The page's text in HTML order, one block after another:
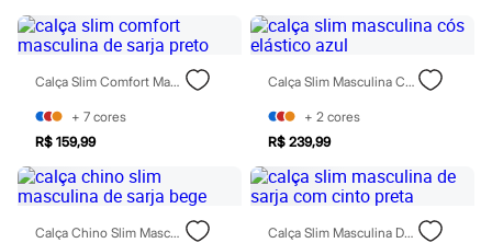
Clock House
Mindset
Sawary
Yessica
Moda esportiva
Acessórios
Blusas
Calçados
Leggings
Shorts e Bermudas
Tops
Moda íntima
Calça Slim Comfort Masculina De Sarja Preto
+ 7 cores
R$ 159,99
Calça Slim Masculina Cós Elástico Azul
+ 2 cores
R$ 239,99
Calça Chino Slim Masculina De Sarja Bege Calça Slim Masculina De Sarja Com Cinto Preta